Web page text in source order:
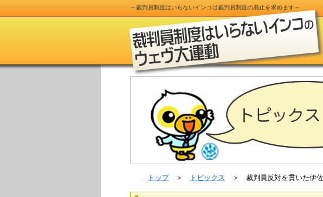
～裁判員制度はいらないインコは裁判員制度の廃止を求めます～
トップ＞ トピックス ＞ 裁判員反対を貫いた伊